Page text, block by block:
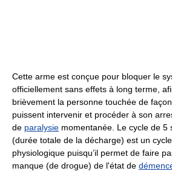
Cette arme est conçue pour bloquer le
officiellement sans effets à long terme,
brièvement la personne touchée de
puissent intervenir et procéder à son
de paralysie momentanée. Le cycle de 5
(durée totale de la décharge) est un
physiologique puisqu’il permet de faire
manque (de drogue) de l'état de